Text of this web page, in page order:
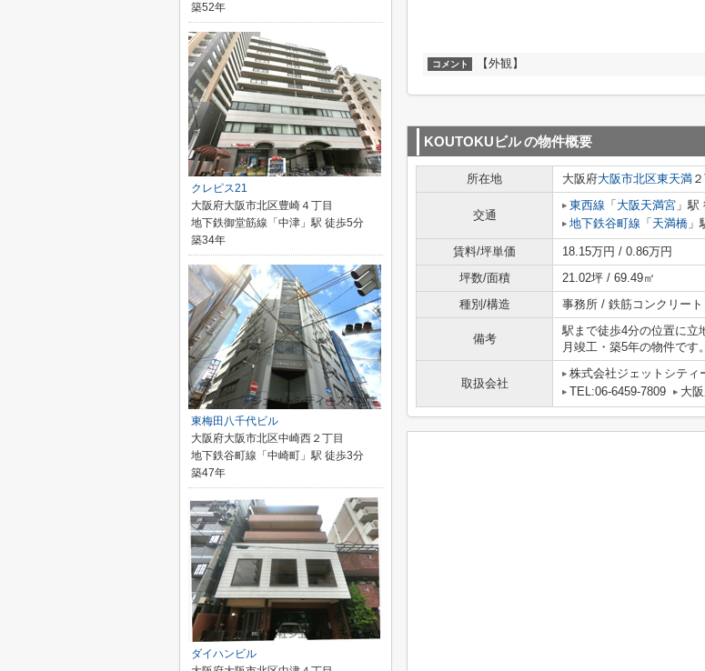
コメント 【外観】
KOUTOKUビルの物件概要
所在地 大阪府大阪市北区東天満
交通
東西線 「 大阪天満宮 」駅
地下鉄谷町線 「 天満橋 」
賃料/坪単価 18.15万円 / 0.86万円
坪数/面積
21.02坪 / 69.49㎡
種別/構造
事務所 / 鉄筋コンクリート
備考
駅まで徒歩4分の位置に立
月竣工・築5年の物件です。
取扱会社
株式会社ジェットシティ
TEL:06-6459-7809
大
築52年
クレピス21
大阪府大阪市北区豊崎４丁目
地下鉄御堂筋線「中津」駅 徒歩5分
築34年
東梅田八千代ビル
大阪府大阪市北区中崎西２丁目
地下鉄谷町線「中崎町」駅 徒歩3分
築47年
ダイハンビル